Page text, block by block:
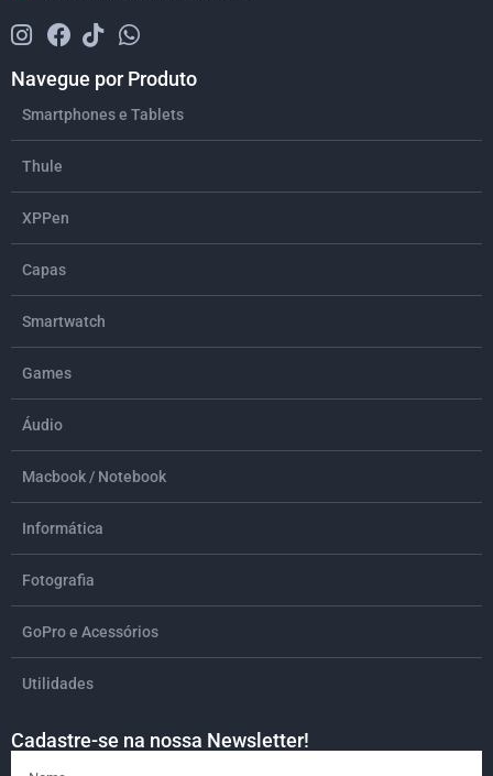
Navegue por Produto
Smartphones e Tablets
Thule
XPPen
Capas
Smartwatch
Games
Áudio
Macbook / Notebook
Informática
Fotografia
GoPro e Acessórios
Utilidades
Cadastre-se na nossa Newsletter!